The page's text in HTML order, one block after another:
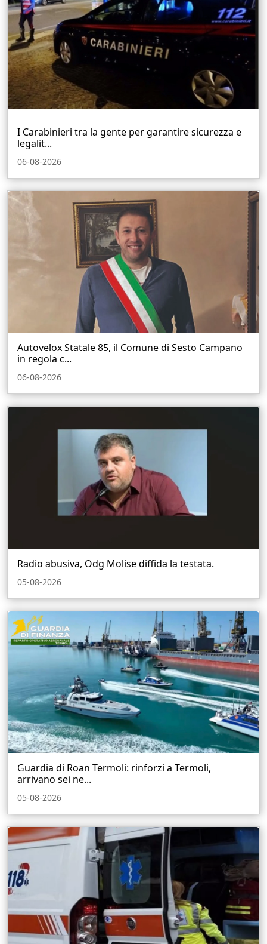
I Carabinieri tra la gente per garantire sicurezza e
legalit...
06-08-2026
Autovelox Statale 85, il Comune di Sesto Campano
in regola c...
06-08-2026
Radio abusiva, Odg Molise diffida la testata.
05-08-2026
Guardia di Roan Termoli: rinforzi a Termoli,
arrivano sei ne...
05-08-2026